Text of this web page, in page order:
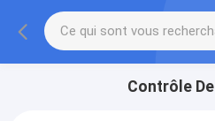
Contrôle